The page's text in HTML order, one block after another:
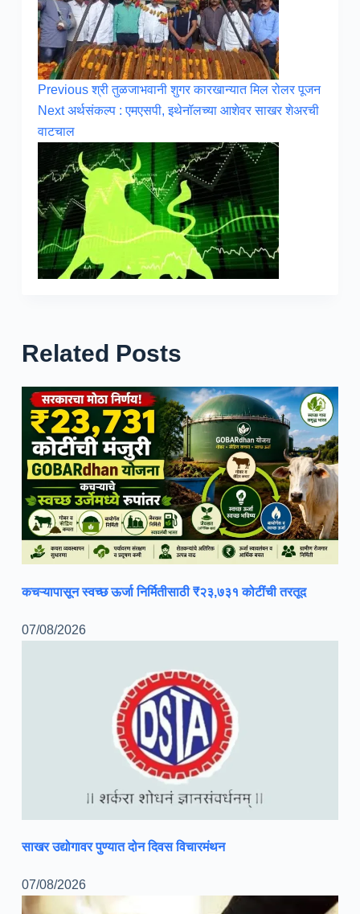
Previousश्री तुळजाभवानी शुगर कारखान्यात मिल रोलर पूजन
Nextअर्थसंकल्प : एमएसपी, इथेनॉलच्या आशेवर साखर शेअरची
वाटचाल
Related Posts
कचऱ्यापासून स्वच्छ ऊर्जा निर्मितीसाठी ₹२३,७३१ कोटींची तरतूद
07/08/2026
साखर उद्योगावर पुण्यात दोन दिवस विचारमंथन
07/08/2026